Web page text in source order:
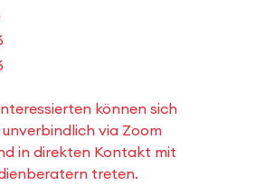
können sich
via Zoom
in direkten Kontakt mit
treten.